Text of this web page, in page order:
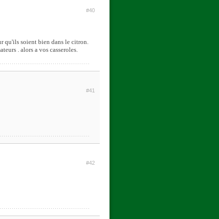
#40
qu'ils soient bien dans le citron.
. alors a vos casseroles.
#41
#42